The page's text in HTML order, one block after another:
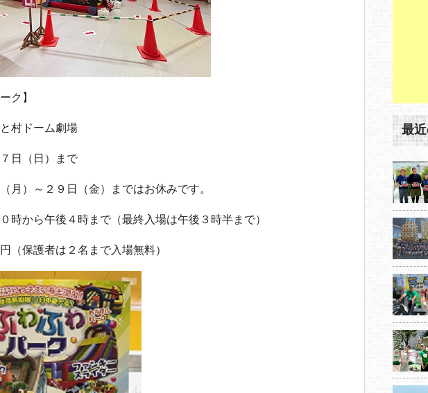
ク】
村ドーム劇場
日（日）まで
月）～２９日（金）まではお休みです。
時から午後４時まで（最終入場は午後３時半まで）
（保護者は２名まで入場無料）
最